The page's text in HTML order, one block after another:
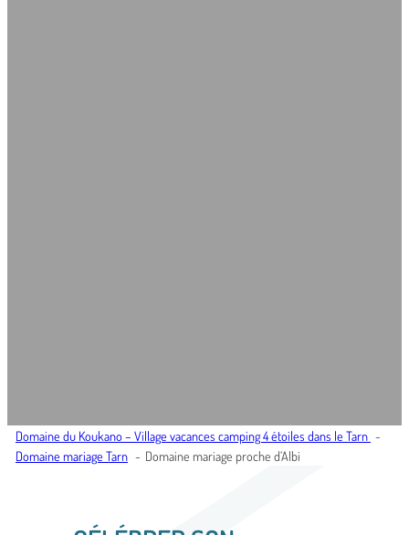
Domaine du Koukano – Village vacances camping 4 étoiles dans le Tarn
Domaine mariage Tarn
Domaine mariage proche d’Albi